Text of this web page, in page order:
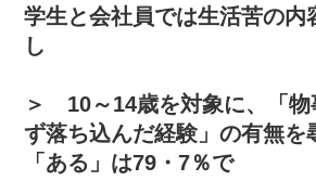
学生と会社員では生活苦の内
し
＞ 10～14歳を対象に、「物
ず落ち込んだ経験」の有無を
「ある」は79・7％で